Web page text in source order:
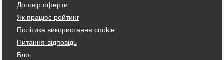
Договір оферти
Як працює рейтинг
Політика використання cookie
Питання-відповідь
Блог